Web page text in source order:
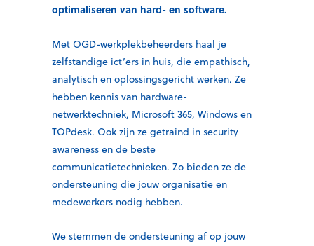
optimaliseren van hard- en software.
Met OGD-werkplekbeheerders haal je
zelfstandige ict’ers in huis, die empathisch,
analytisch en oplossingsgericht werken. Ze
hebben kennis van hardware-
netwerktechniek, Microsoft 365, Windows en
TOPdesk. Ook zijn ze getraind in security
awareness en de beste
communicatietechnieken. Zo bieden ze de
ondersteuning die jouw organisatie en
medewerkers nodig hebben.
We stemmen de ondersteuning af op jouw